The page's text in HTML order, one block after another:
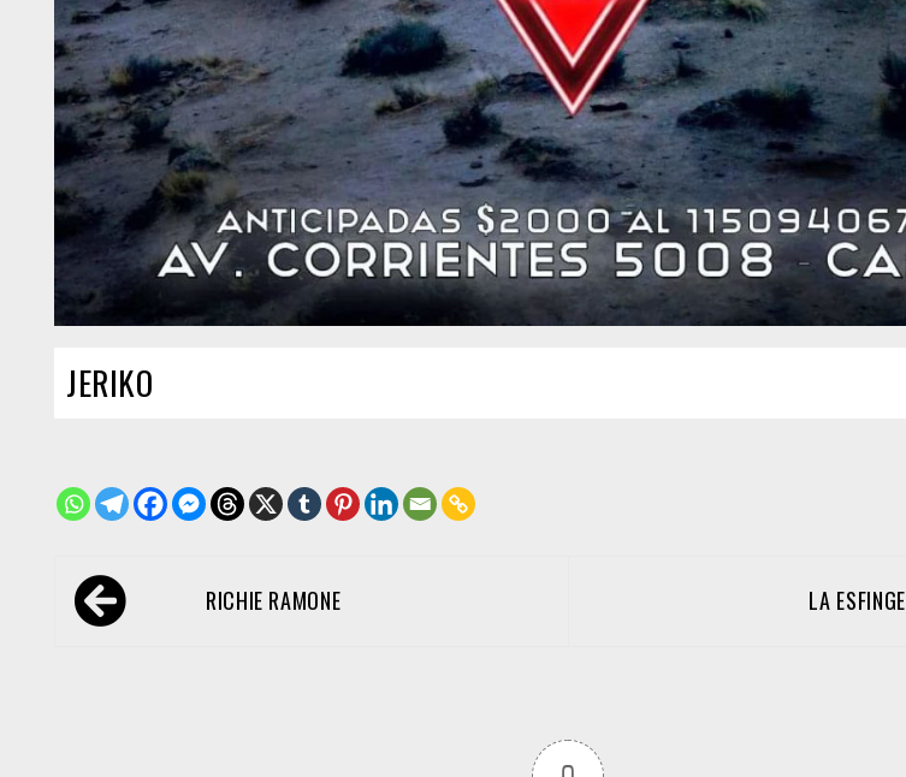
JERIKO
Navegación
de RICHIE RAMONE LA ESFINGE